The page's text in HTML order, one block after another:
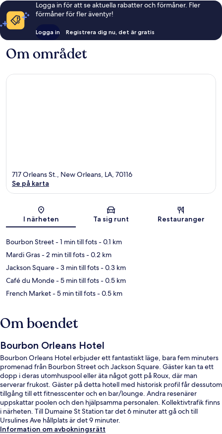
Logga in för att se aktuella rabatter och förmåner. Fler
förmåner för fler äventyr!
Logga in Registrera dig nu, det är gratis
Om området
Karta
717 Orleans St., New Orleans, LA, 70116
Se på karta
I närheten Ta sig runt Restauranger
Bourbon Street- 1 min till fots- 0.1 km
Mardi Gras- 2 min till fots- 0.2 km
Jackson Square- 3 min till fots- 0.3 km
Café du Monde- 5 min till fots- 0.5 km
French Market- 5 min till fots- 0.5 km
Om boendet
Bourbon Orleans Hotel
Bourbon Orleans Hotel erbjuder ett fantastiskt läge, bara fem minuters
promenad från Bourbon Street och Jackson Square. Gäster kan ta ett
dopp i deras utomhuspool eller äta något gott på Roux, där man
serverar frukost. Gäster på detta hotell med historisk profil får dessutom
tillgång till ett fitnesscenter och en bar/lounge. Andra resenärer
uppskattar poolen och den hjälpsamma personalen. Kollektivtrafik finns
i närheten. Till Dumaine St Station tar det 6 minuter att gå och till
Ursulines Ave hållplats är det 9 minuter.
Information om avbokningsrätt